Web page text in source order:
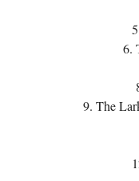
6.
9. The